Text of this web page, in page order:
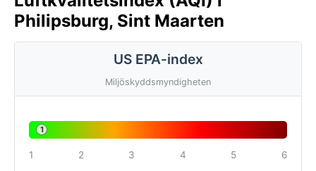
Philipsburg, Sint Maarten
US EPA-index
Miljöskyddsmyndigheten
1
1 2 3 4 5 6